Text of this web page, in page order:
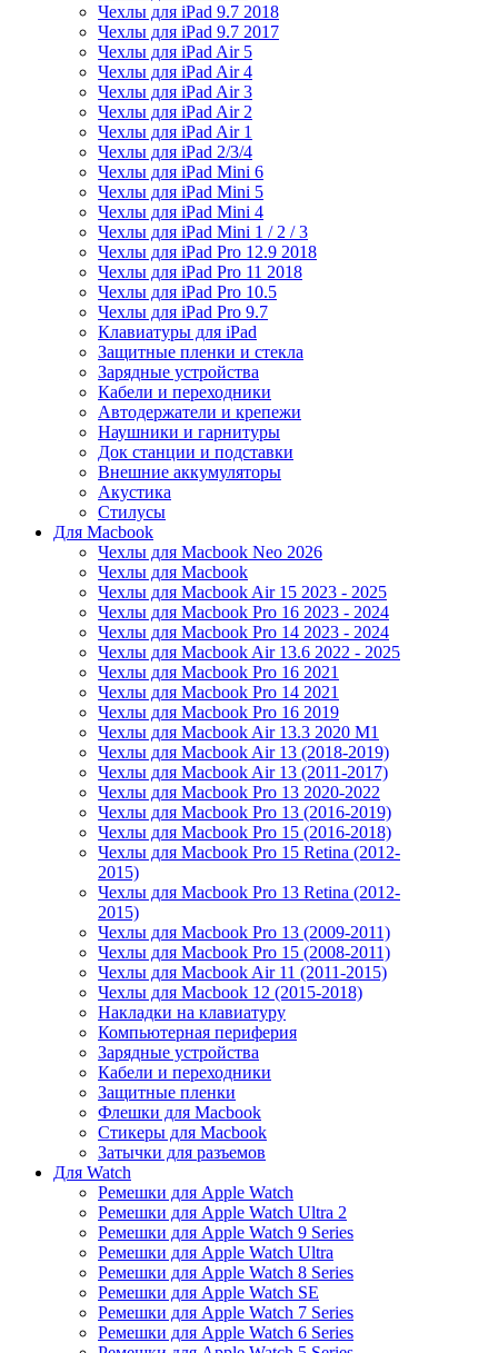
Чехлы для iPad 9.7 2018
Чехлы для iPad 9.7 2017
Чехлы для iPad Air 5
Чехлы для iPad Air 4
Чехлы для iPad Air 3
Чехлы для iPad Air 2
Чехлы для iPad Air 1
Чехлы для iPad 2/3/4
Чехлы для iPad Mini 6
Чехлы для iPad Mini 5
Чехлы для iPad Mini 4
Чехлы для iPad Mini 1 / 2 / 3
Чехлы для iPad Pro 12.9 2018
Чехлы для iPad Pro 11 2018
Чехлы для iPad Pro 10.5
Чехлы для iPad Pro 9.7
Клавиатуры для iPad
Защитные пленки и стекла
Зарядные устройства
Кабели и переходники
Автодержатели и крепежи
Наушники и гарнитуры
Док станции и подставки
Внешние аккумуляторы
Акустика
Стилусы
Для Macbook
Чехлы для Macbook Neo 2026
Чехлы для Macbook
Чехлы для Macbook Air 15 2023 - 2025
Чехлы для Macbook Pro 16 2023 - 2024
Чехлы для Macbook Pro 14 2023 - 2024
Чехлы для Macbook Air 13.6 2022 - 2025
Чехлы для Macbook Pro 16 2021
Чехлы для Macbook Pro 14 2021
Чехлы для Macbook Pro 16 2019
Чехлы для Macbook Air 13.3 2020 M1
Чехлы для Macbook Air 13 (2018-2019)
Чехлы для Macbook Air 13 (2011-2017)
Чехлы для Macbook Pro 13 2020-2022
Чехлы для Macbook Pro 13 (2016-2019)
Чехлы для Macbook Pro 15 (2016-2018)
Чехлы для Macbook Pro 15 Retina (2012-
2015)
Чехлы для Macbook Pro 13 Retina (2012-
2015)
Чехлы для Macbook Pro 13 (2009-2011)
Чехлы для Macbook Pro 15 (2008-2011)
Чехлы для Macbook Air 11 (2011-2015)
Чехлы для Macbook 12 (2015-2018)
Накладки на клавиатуру
Компьютерная периферия
Зарядные устройства
Кабели и переходники
Защитные пленки
Флешки для Macbook
Стикеры для Macbook
Затычки для разъемов
Для Watch
Ремешки для Apple Watch
Ремешки для Apple Watch Ultra 2
Ремешки для Apple Watch 9 Series
Ремешки для Apple Watch Ultra
Ремешки для Apple Watch 8 Series
Ремешки для Apple Watch SE
Ремешки для Apple Watch 7 Series
Ремешки для Apple Watch 6 Series